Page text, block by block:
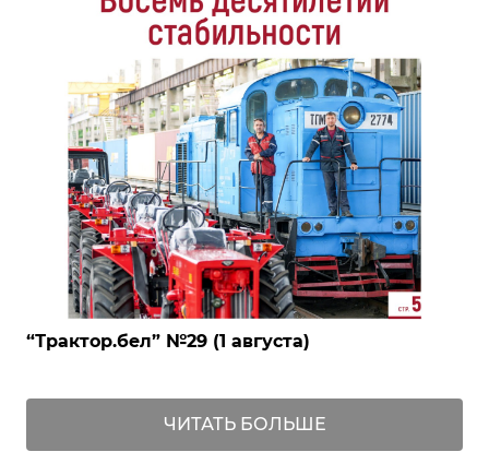
‎“Трактор.бел” №29 (1 августа)
ЧИТАТЬ БОЛЬШЕ